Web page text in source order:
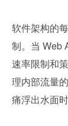
软件架构的
制。当 Web
速率限制和
理内部流量
痛浮出水面